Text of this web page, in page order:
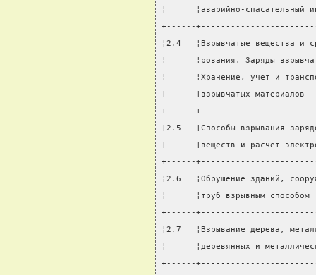
¦      ¦аварийно-
+------
¦2.4   ¦Взрывчатые
¦      ¦рования. Заряды
¦      ¦Хранение, учет и
¦      ¦взрывчатых
+------
¦2.5   ¦Способы взрывания
¦      ¦веществ и расчет
+------
¦2.6   ¦Обрушение зданий,
¦      ¦труб взрывным
+------
¦2.7   ¦Взрывание дерева,
¦      ¦деревянных и
+------